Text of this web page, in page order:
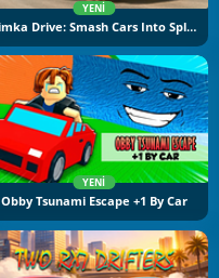
YENI
Bimka Drive: Smash Cars Into Splinters
YENI
Obby Tsunami Escape +1 By Car